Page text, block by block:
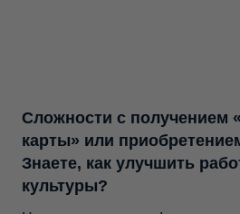
Сложности с получением
карты» или
Знаете, как улучшить
культуры?